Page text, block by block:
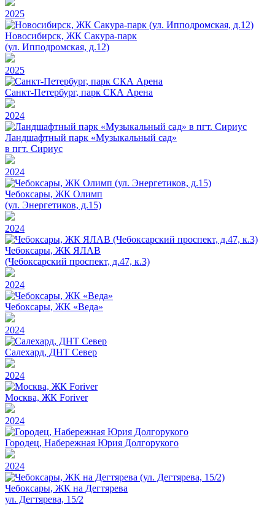
2025
Новосибирск, ЖК Сакура-парк
(ул. Ипподромская, д.12)
2025
Санкт-Петербург, парк СКА Арена
2024
Ландшафтный парк «Музыкальный сад»
в пгт. Сириус
2024
Чебоксары, ЖК Олимп
(ул. Энергетиков, д.15)
2024
Чебоксары, ЖК ЯЛАВ
(Чебоксарский проспект, д.47, к.3)
2024
Чебоксары, ЖК «Веда»
2024
Салехард, ДНТ Север
2024
Москва, ЖК Foriver
2024
Городец, Набережная Юрия Долгорукого
2024
Чебоксары, ЖК на Дегтярева
ул. Дегтярева, 15/2